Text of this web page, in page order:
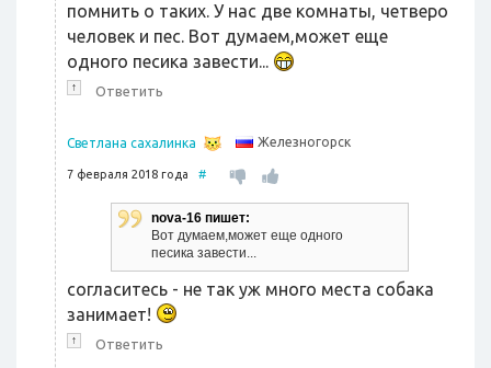
помнить о таких. У нас две комнаты, четверо
человек и пес. Вот думаем,может еще
одного песика завести...
↑ Ответить
Светлана сахалинка Железногорск
7 февраля 2018 года #
nova-16 пишет:
Вот думаем,может еще одного
песика завести...
согласитесь - не так уж много места собака
занимает!
↑ Ответить